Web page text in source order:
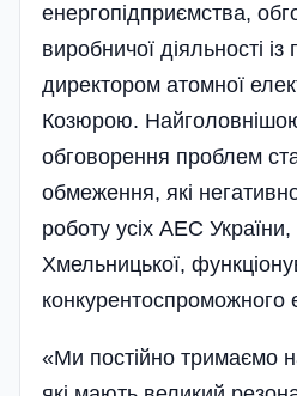
енергопідприємства,
виробничої діяльності
директором атомної
Козюрою.
обговорення проблем
обмеження, які
роботу усіх АЕС України,
Хмельницької,
конкурентоспроможного
«Ми постійно тримаємо